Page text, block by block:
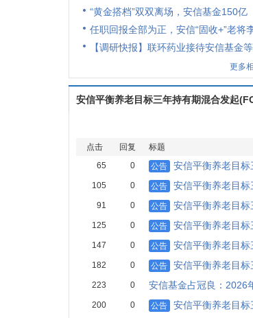
“黄金搭档”双双离场，安信基金150亿
任职回报全部为正，安信“固收+”老将
【调研快报】联环药业接待安信基金
更多
安信平衡养老目标三年持有期混合发起
点击 回复 标题
65
0 公告 安信平衡养老目
105 0 公告 安信平衡养老目
91 0 公告 安信平衡养老目
125 0 公告 安信平衡养老目
147 0 公告 安信平衡养老目
182 0 公告 安信平衡养老目
223 0 安信基金占冠良：2026
200 0 公告 安信平衡养老目